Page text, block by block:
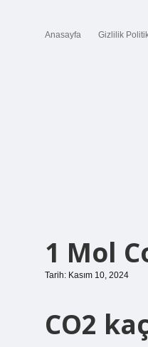
Anasayfa Gizlilik
1 Mol
Tarih: Kasım 10, 2024
CO2